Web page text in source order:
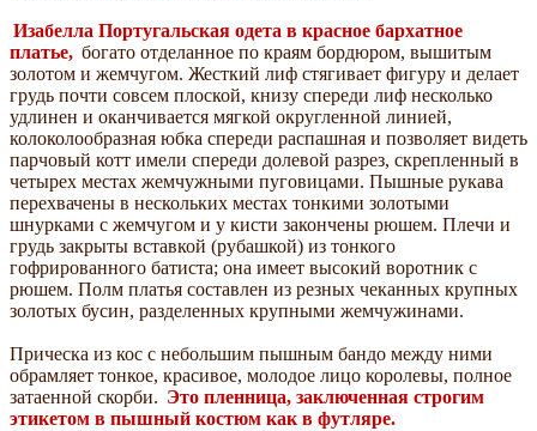
Изабелла Португальская одета в красное бархатное
платье, богато отделанное по краям бордюром, вышитым
золотом и жемчугом. Жесткий лиф стягивает фигуру и делает
грудь почти совсем плоской, книзу спереди лиф несколько
удлинен и оканчивается мягкой округленной линией,
колоколообразная юбка спереди распашная и позволяет видеть
парчовый котт имели спереди долевой разрез, скрепленный в
четырех местах жемчужными пуговицами. Пышные рукава
перехвачены в нескольких местах тонкими золотыми
шнурками с жемчугом и у кисти закончены рюшем. Плечи и
грудь закрыты вставкой (рубашкой) из тонкого
гофрированного батиста; она имеет высокий воротник с
рюшем. Полм платья составлен из резных чеканных крупных
золотых бусин, разделенных крупными жемчужинами.
Прическа из кос с небольшим пышным бандо между ними
обрамляет тонкое, красивое, молодое лицо королевы, полное
затаенной скорби. Это пленница, заключенная строгим
этикетом в пышный костюм как в футляре.